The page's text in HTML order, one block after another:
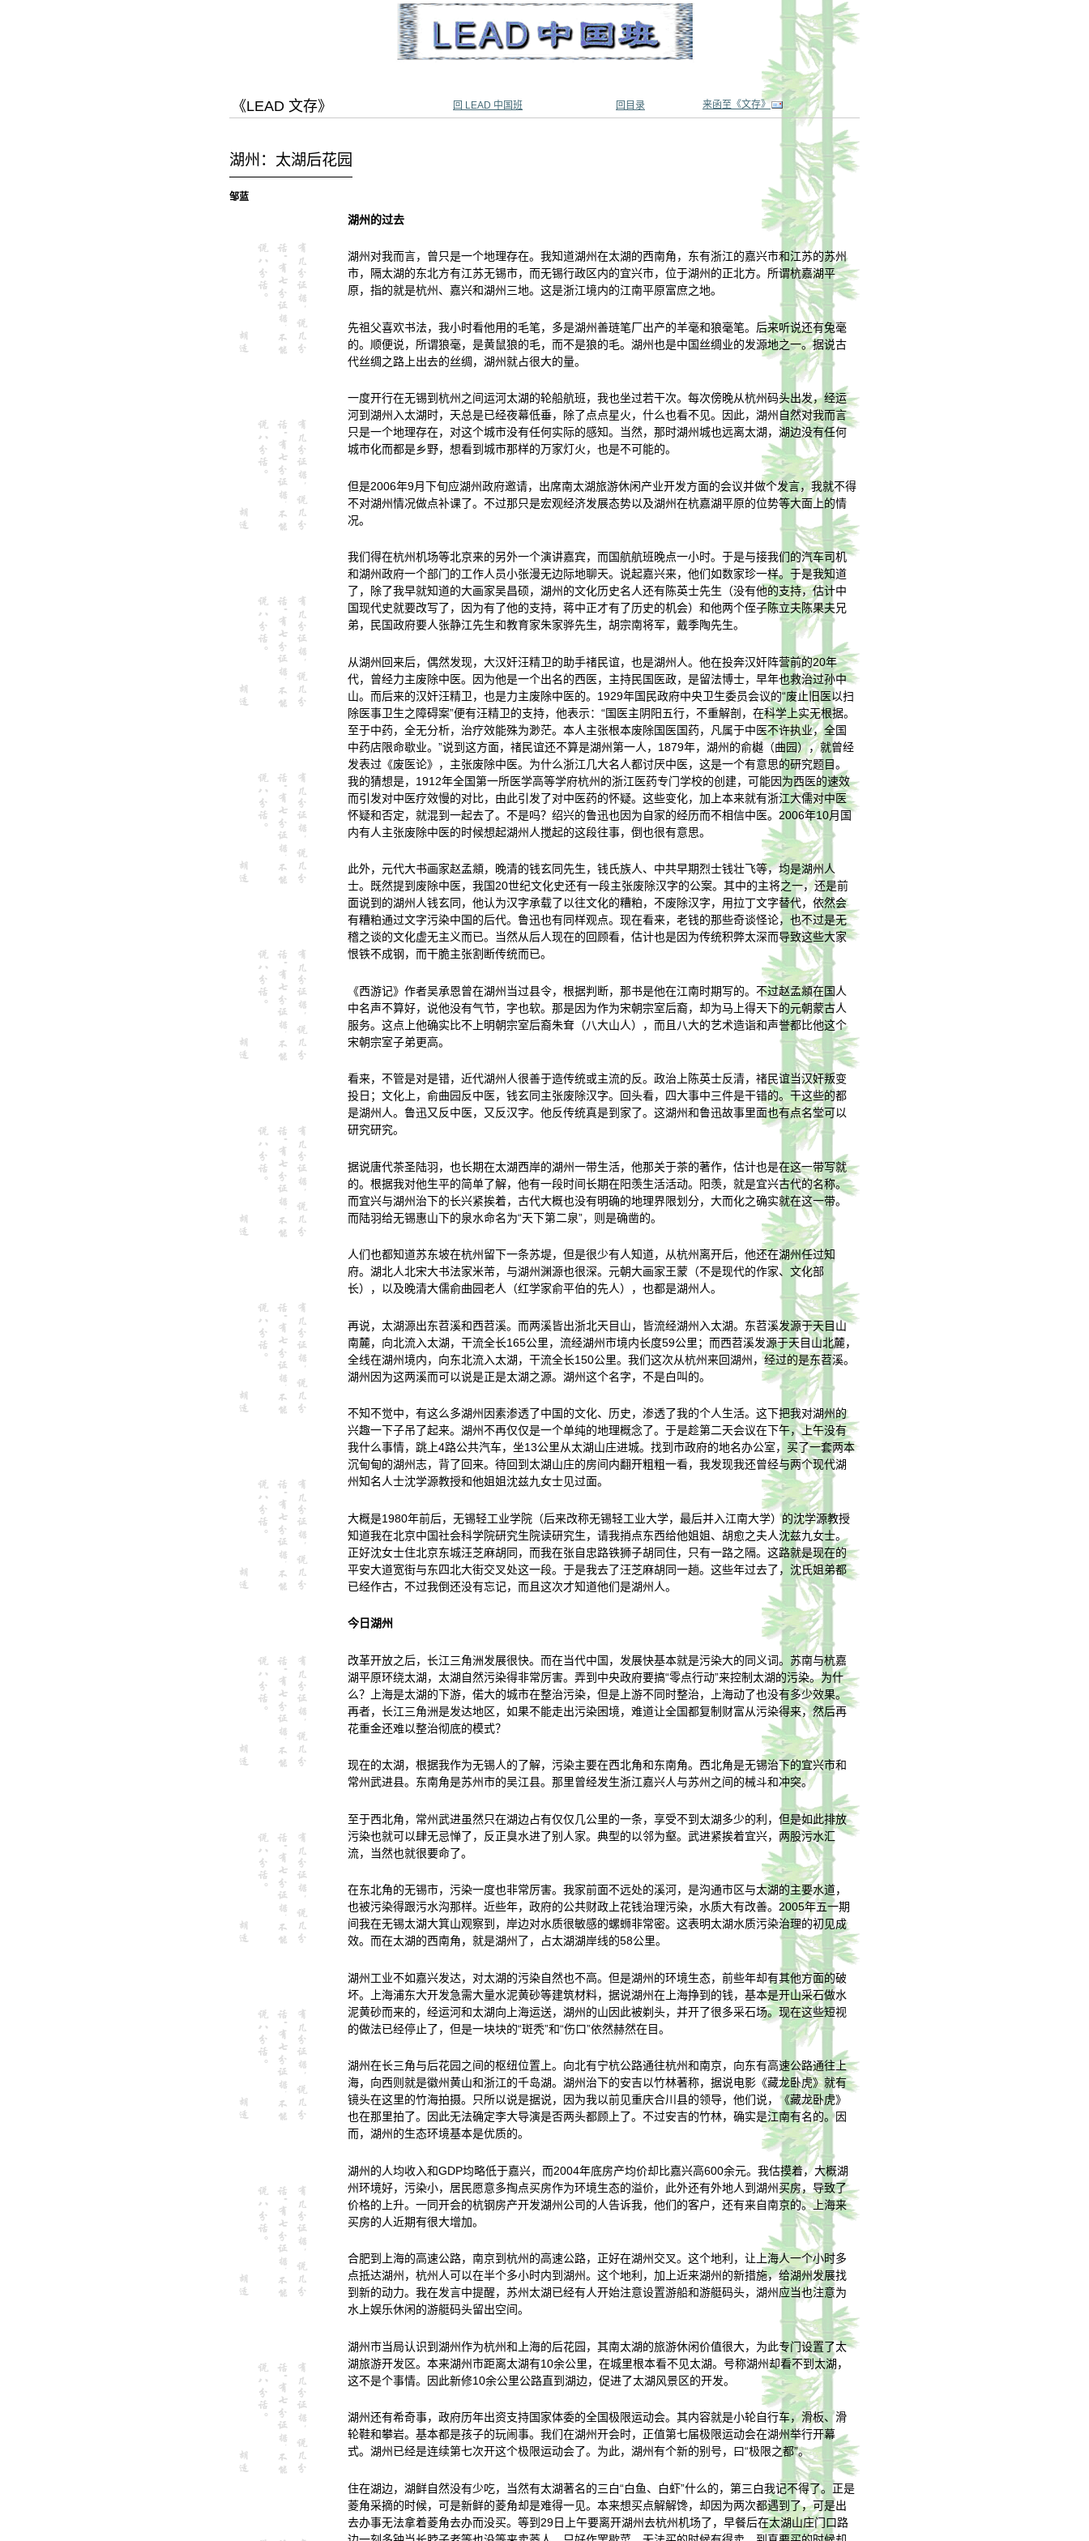
《LEAD 文存》 回 LEAD 中国班 回目录 来函至《文存》
湖州：太湖后花园
邹蓝
湖州的过去
湖州对我而言，曾只是一个地理存在。我知道湖州在太湖的西南角，东有浙江的嘉兴市和江苏的苏州
市，隔太湖的东北方有江苏无锡市，而无锡行政区内的宜兴市，位于湖州的正北方。所谓杭嘉湖平
原，指的就是杭州、嘉兴和湖州三地。这是浙江境内的江南平原富庶之地。
先祖父喜欢书法，我小时看他用的毛笔，多是湖州善琏笔厂出产的羊毫和狼毫笔。后来听说还有兔毫
的。顺便说，所谓狼毫，是黄鼠狼的毛，而不是狼的毛。湖州也是中国丝绸业的发源地之一。据说古
代丝绸之路上出去的丝绸，湖州就占很大的量。
一度开行在无锡到杭州之间运河太湖的轮船航班，我也坐过若干次。每次傍晚从杭州码头出发，经运
河到湖州入太湖时，天总是已经夜幕低垂，除了点点星火，什么也看不见。因此，湖州自然对我而言
只是一个地理存在，对这个城市没有任何实际的感知。当然，那时湖州城也远离太湖，湖边没有任何
城市化而都是乡野，想看到城市那样的万家灯火，也是不可能的。
但是2006年9月下旬应湖州政府邀请，出席南太湖旅游休闲产业开发方面的会议并做个发言，我就不得
不对湖州情况做点补课了。不过那只是宏观经济发展态势以及湖州在杭嘉湖平原的位势等大面上的情
况。
我们得在杭州机场等北京来的另外一个演讲嘉宾，而国航航班晚点一小时。于是与接我们的汽车司机
和湖州政府一个部门的工作人员小张漫无边际地聊天。说起嘉兴来，他们如数家珍一样。于是我知道
了，除了我早就知道的大画家吴昌硕，湖州的文化历史名人还有陈英士先生（没有他的支持，估计中
国现代史就要改写了，因为有了他的支持，蒋中正才有了历史的机会）和他两个侄子陈立夫陈果夫兄
弟，民国政府要人张静江先生和教育家朱家骅先生，胡宗南将军，戴季陶先生。
从湖州回来后，偶然发现，大汉奸汪精卫的助手禇民谊，也是湖州人。他在投奔汉奸阵营前的20年
代，曾经力主废除中医。因为他是一个出名的西医，主持民国医政，是留法博士，早年也救治过孙中
山。而后来的汉奸汪精卫，也是力主废除中医的。1929年国民政府中央卫生委员会议的“废止旧医以扫
除医事卫生之障碍案”便有汪精卫的支持，他表示：“国医主阴阳五行，不重解剖，在科学上实无根据。
至于中药，全无分析，治疗效能殊为渺茫。本人主张根本废除国医国药，凡属于中医不许执业，全国
中药店限命歇业。”说到这方面，禇民谊还不算是湖州第一人，1879年，湖州的俞樾（曲园），就曾经
发表过《废医论》，主张废除中医。为什么浙江几大名人都讨厌中医，这是一个有意思的研究题目。
我的猜想是，1912年全国第一所医学高等学府杭州的浙江医药专门学校的创建，可能因为西医的速效
而引发对中医疗效慢的对比，由此引发了对中医药的怀疑。这些变化，加上本来就有浙江大儒对中医
怀疑和否定，就混到一起去了。不是吗？绍兴的鲁迅也因为自家的经历而不相信中医。2006年10月国
内有人主张废除中医的时候想起湖州人搅起的这段往事，倒也很有意思。
此外，元代大书画家赵孟頫，晚清的钱玄同先生，钱氏族人、中共早期烈士钱壮飞等，均是湖州人
士。既然提到废除中医，我国20世纪文化史还有一段主张废除汉字的公案。其中的主将之一，还是前
面说到的湖州人钱玄同，他认为汉字承载了以往文化的糟粕，不废除汉字，用拉丁文字替代，依然会
有糟粕通过文字污染中国的后代。鲁迅也有同样观点。现在看来，老钱的那些奇谈怪论，也不过是无
稽之谈的文化虚无主义而已。当然从后人现在的回顾看，估计也是因为传统积弊太深而导致这些大家
恨铁不成钢，而干脆主张割断传统而已。
《西游记》作者吴承恩曾在湖州当过县令，根据判断，那书是他在江南时期写的。不过赵孟頫在国人
中名声不算好，说他没有气节，字也软。那是因为作为宋朝宗室后裔，却为马上得天下的元朝蒙古人
服务。这点上他确实比不上明朝宗室后裔朱耷（八大山人），而且八大的艺术造诣和声誉都比他这个
宋朝宗室子弟更高。
看来，不管是对是错，近代湖州人很善于造传统或主流的反。政治上陈英士反清，禇民谊当汉奸叛变
投日；文化上，俞曲园反中医，钱玄同主张废除汉字。回头看，四大事中三件是干错的。干这些的都
是湖州人。鲁迅又反中医，又反汉字。他反传统真是到家了。这湖州和鲁迅故事里面也有点名堂可以
研究研究。
据说唐代茶圣陆羽，也长期在太湖西岸的湖州一带生活，他那关于茶的著作，估计也是在这一带写就
的。根据我对他生平的简单了解，他有一段时间长期在阳羡生活活动。阳羡，就是宜兴古代的名称。
而宜兴与湖州治下的长兴紧挨着，古代大概也没有明确的地理界限划分，大而化之确实就在这一带。
而陆羽给无锡惠山下的泉水命名为“天下第二泉”，则是确凿的。
人们也都知道苏东坡在杭州留下一条苏堤，但是很少有人知道，从杭州离开后，他还在湖州任过知
府。湖北人北宋大书法家米芾，与湖州渊源也很深。元朝大画家王蒙（不是现代的作家、文化部
长），以及晚清大儒俞曲园老人（红学家俞平伯的先人），也都是湖州人。
再说，太湖源出东苕溪和西苕溪。而两溪皆出浙北天目山，皆流经湖州入太湖。东苕溪发源于天目山
南麓，向北流入太湖，干流全长165公里，流经湖州市境内长度59公里；而西苕溪发源于天目山北麓，
全线在湖州境内，向东北流入太湖，干流全长150公里。我们这次从杭州来回湖州，经过的是东苕溪。
湖州因为这两溪而可以说是正是太湖之源。湖州这个名字，不是白叫的。
不知不觉中，有这么多湖州因素渗透了中国的文化、历史，渗透了我的个人生活。这下把我对湖州的
兴趣一下子吊了起来。湖州不再仅仅是一个单纯的地理概念了。于是趁第二天会议在下午，上午没有
我什么事情，跳上4路公共汽车，坐13公里从太湖山庄进城。找到市政府的地名办公室，买了一套两本
沉甸甸的湖州志，背了回来。待回到太湖山庄的房间内翻开粗粗一看，我发现我还曾经与两个现代湖
州知名人士沈学源教授和他姐姐沈兹九女士见过面。
大概是1980年前后，无锡轻工业学院（后来改称无锡轻工业大学，最后并入江南大学）的沈学源教授
知道我在北京中国社会科学院研究生院读研究生，请我捎点东西给他姐姐、胡愈之夫人沈兹九女士。
正好沈女士住北京东城汪芝麻胡同，而我在张自忠路铁狮子胡同住，只有一路之隔。这路就是现在的
平安大道宽街与东四北大街交叉处这一段。于是我去了汪芝麻胡同一趟。这些年过去了，沈氏姐弟都
已经作古，不过我倒还没有忘记，而且这次才知道他们是湖州人。
今日湖州
改革开放之后，长江三角洲发展很快。而在当代中国，发展快基本就是污染大的同义词。苏南与杭嘉
湖平原环绕太湖，太湖自然污染得非常厉害。弄到中央政府要搞“零点行动”来控制太湖的污染。为什
么？上海是太湖的下游，偌大的城市在整治污染，但是上游不同时整治，上海动了也没有多少效果。
再者，长江三角洲是发达地区，如果不能走出污染困境，难道让全国都复制财富从污染得来，然后再
花重金还难以整治彻底的模式？
现在的太湖，根据我作为无锡人的了解，污染主要在西北角和东南角。西北角是无锡治下的宜兴市和
常州武进县。东南角是苏州市的吴江县。那里曾经发生浙江嘉兴人与苏州之间的械斗和冲突。
至于西北角，常州武进虽然只在湖边占有仅仅几公里的一条，享受不到太湖多少的利，但是如此排放
污染也就可以肆无忌惮了，反正臭水进了别人家。典型的以邻为壑。武进紧挨着宜兴，两股污水汇
流，当然也就很要命了。
在东北角的无锡市，污染一度也非常厉害。我家前面不远处的溪河，是沟通市区与太湖的主要水道，
也被污染得跟污水沟那样。近些年，政府的公共财政上花钱治理污染，水质大有改善。2005年五一期
间我在无锡太湖大箕山观察到，岸边对水质很敏感的螺蛳非常密。这表明太湖水质污染治理的初见成
效。而在太湖的西南角，就是湖州了，占太湖湖岸线的58公里。
湖州工业不如嘉兴发达，对太湖的污染自然也不高。但是湖州的环境生态，前些年却有其他方面的破
坏。上海浦东大开发急需大量水泥黄砂等建筑材料，据说湖州在上海挣到的钱，基本是开山采石做水
泥黄砂而来的，经运河和太湖向上海运送，湖州的山因此被剃头，并开了很多采石场。现在这些短视
的做法已经停止了，但是一块块的“斑秃”和“伤口”依然赫然在目。
湖州在长三角与后花园之间的枢纽位置上。向北有宁杭公路通往杭州和南京，向东有高速公路通往上
海，向西则就是徽州黄山和浙江的千岛湖。湖州治下的安吉以竹林著称，据说电影《藏龙卧虎》就有
镜头在这里的竹海拍摄。只所以说是据说，因为我以前见重庆合川县的领导，他们说，《藏龙卧虎》
也在那里拍了。因此无法确定李大导演是否两头都顾上了。不过安吉的竹林，确实是江南有名的。因
而，湖州的生态环境基本是优质的。
湖州的人均收入和GDP均略低于嘉兴，而2004年底房产均价却比嘉兴高600余元。我估摸着，大概湖
州环境好，污染小，居民愿意多掏点买房作为环境生态的溢价，此外还有外地人到湖州买房，导致了
价格的上升。一同开会的杭钢房产开发湖州公司的人告诉我，他们的客户，还有来自南京的。上海来
买房的人近期有很大增加。
合肥到上海的高速公路，南京到杭州的高速公路，正好在湖州交叉。这个地利，让上海人一个小时多
点抵达湖州，杭州人可以在半个多小时内到湖州。这个地利，加上近来湖州的新措施，给湖州发展找
到新的动力。我在发言中提醒，苏州太湖已经有人开始注意设置游船和游艇码头，湖州应当也注意为
水上娱乐休闲的游艇码头留出空间。
湖州市当局认识到湖州作为杭州和上海的后花园，其南太湖的旅游休闲价值很大，为此专门设置了太
湖旅游开发区。本来湖州市距离太湖有10余公里，在城里根本看不见太湖。号称湖州却看不到太湖，
这不是个事情。因此新修10余公里公路直到湖边，促进了太湖风景区的开发。
湖州还有希奇事，政府历年出资支持国家体委的全国极限运动会。其内容就是小轮自行车，滑板、滑
轮鞋和攀岩。基本都是孩子的玩闹事。我们在湖州开会时，正值第七届极限运动会在湖州举行开幕
式。湖州已经是连续第七次开这个极限运动会了。为此，湖州有个新的别号，曰“极限之都”。
住在湖边，湖鲜自然没有少吃，当然有太湖著名的三白“白鱼、白虾”什么的，第三白我记不得了。正是
菱角采摘的时候，可是新鲜的菱角却是难得一见。本来想买点解解馋，却因为两次都遇到了，可是出
去办事无法拿着菱角去办而没买。等到29日上午要离开湖州去杭州机场了，早餐后在太湖山庄门口路